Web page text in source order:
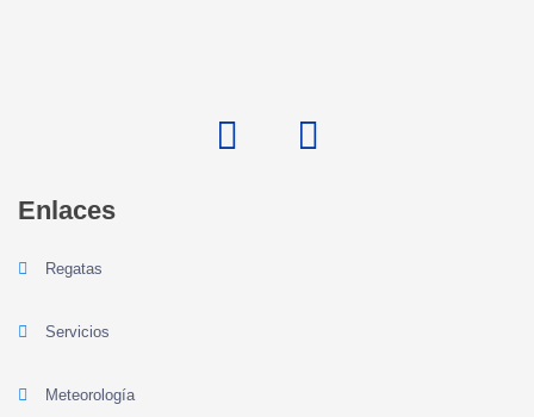
Enlaces
Regatas
Servicios
Meteorología